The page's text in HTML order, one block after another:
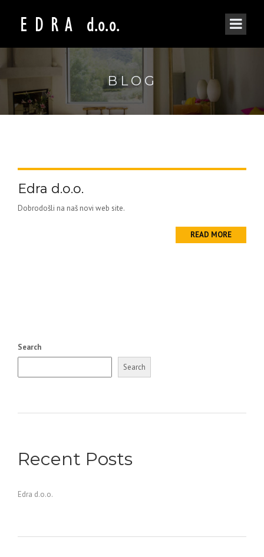
BLOG
Edra d.o.o.
Dobrodošli na naš novi web site.
READ MORE
Search
Search
Recent Posts
Edra d.o.o.